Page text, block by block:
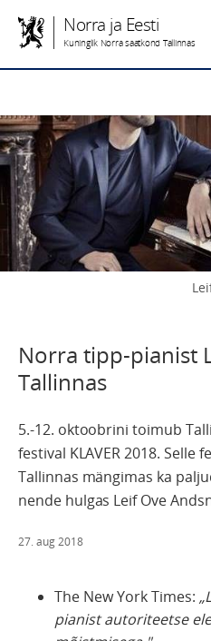
Norra ja Eesti
Kuninglik Norra saatkond Tallinnas
Norra tipp-pianist
Tallinnas
5.-12. oktoobrini toimub
festival KLAVER 2018. Selle
Tallinnas mängimas ka
nende hulgas Leif Ove
27. aug 2018
The New York Times:
pianist autoriteetse